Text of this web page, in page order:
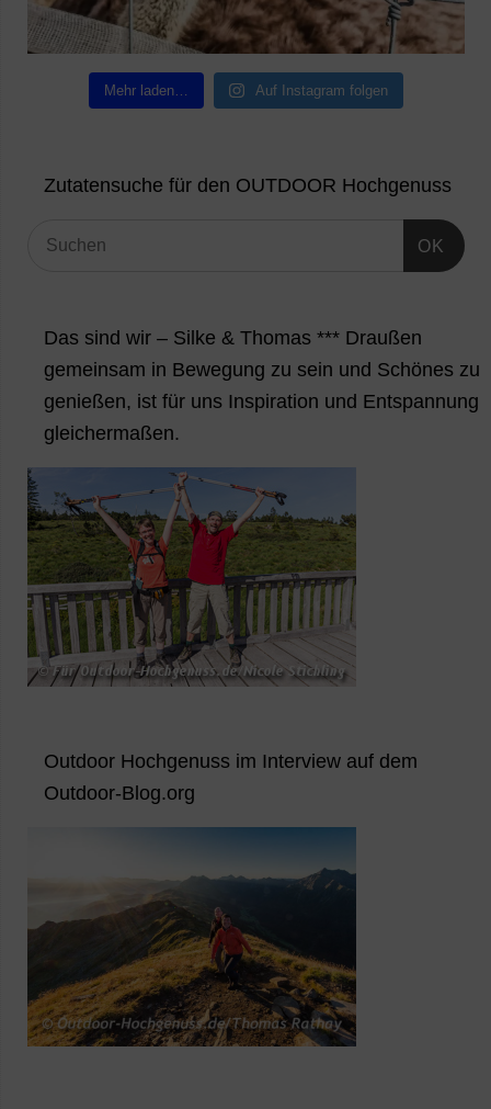
Mehr laden… Auf Instagram folgen
Zutatensuche für den OUTDOOR Hochgenuss
OK
Das sind wir – Silke & Thomas *** Draußen
gemeinsam in Bewegung zu sein und Schönes zu
genießen, ist für uns Inspiration und Entspannung
gleichermaßen.
Outdoor Hochgenuss im Interview auf dem
Outdoor-Blog.org